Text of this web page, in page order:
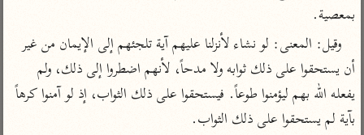
تفسير السمرقندي
تفسير الثعلبي
تفسير أبي السعود
الكشاف للزمخشري
تفسير ابن أبي حاتم
تفسير مقاتل
تفسير قتادة
بمعصية.
وقيل: المعنى: لو نشاء لأنزلنا عليهم آية تلجئهم إلى الإيمان من غير
يفعله الله بهم ليؤمنوا طوعاً. فيستحقوا على ذلك الثواب، إذ لو آمنوا كرهاً
بآية لم يستحقوا على ذلك الثواب.